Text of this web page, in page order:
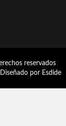
reservados
Diseñado por Esdide